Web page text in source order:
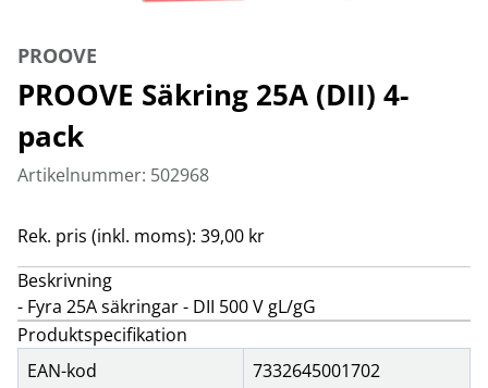
PROOVE
PROOVE Säkring 25A (DII) 4-
pack
Artikelnummer: 502968
Rek. pris (inkl. moms): 39,00 kr
Beskrivning
- Fyra 25A säkringar - DII 500 V gL/gG
Produktspecifikation
EAN-kod
7332645001702